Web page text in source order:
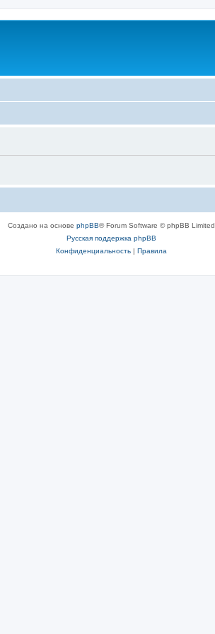
Создано на основе phpBB® Forum Software © phpBB Limited
Русская поддержка phpBB
Конфиденциальность| Правила